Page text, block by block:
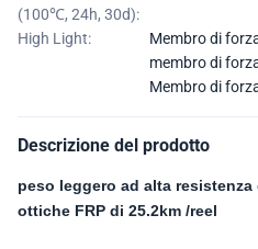
(100℃, 24h, 30d):
High Light: Membro di
membro di
Membro di
Descrizione del prodotto
peso leggero ad alta
ottiche FRP di 25.2km /reel